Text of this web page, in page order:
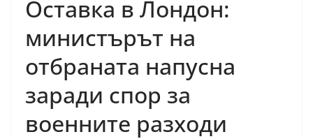
Оставка в Лондон:
министърът на
отбраната напусна
заради спор за
военните разходи